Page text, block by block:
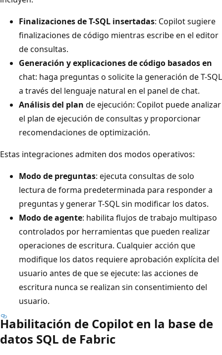
Finalizaciones de T-SQL insertadas: Copilot sugiere
finalizaciones de código mientras escribe en el editor
de consultas.
Generación y explicaciones de código basados en
chat: haga preguntas o solicite la generación de T-SQL
a través del lenguaje natural en el panel de chat.
Análisis del plan de ejecución: Copilot puede analizar
el plan de ejecución de consultas y proporcionar
recomendaciones de optimización.
Estas integraciones admiten dos modos operativos:
Modo de preguntas: ejecuta consultas de solo
lectura de forma predeterminada para responder a
preguntas y generar T-SQL sin modificar los datos.
Modo de agente: habilita flujos de trabajo multipaso
controlados por herramientas que pueden realizar
operaciones de escritura. Cualquier acción que
modifique los datos requiere aprobación explícita del
usuario antes de que se ejecute: las acciones de
escritura nunca se realizan sin consentimiento del
usuario.
Habilitación de Copilot en la base de
datos SQL de Fabric